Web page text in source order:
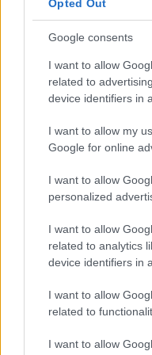
Opted Out
Google consents
I want to allow
related to
device identifiers in
I want to allow my
Google for online
I want to allow
personalized
I want to allow
related to analytics
device identifiers in
I want to allow
related to
I want to allow
View
Μου έχετε δώσει
τόνισε πως η